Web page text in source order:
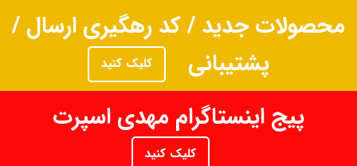
محصولات جدید / کد رهگیری ارسال /
پشتیبانی
کلیک کنید
پیج اینستاگرام مهدی اسپرت
کلیک کنید